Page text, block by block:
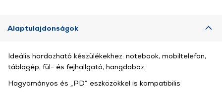
Alaptulajdonságok
Ideális hordozható készülékekhez: notebook, mobiltelefon,
táblagép, fül- és fejhallgató, hangdoboz
Hagyományos és „PD” eszközökkel is kompatibilis